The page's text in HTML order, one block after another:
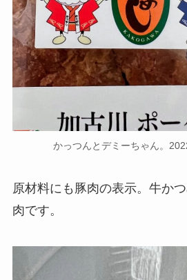
かっつんとデミーちゃん。
原材料にも豚肉の表示。牛か
肉です。